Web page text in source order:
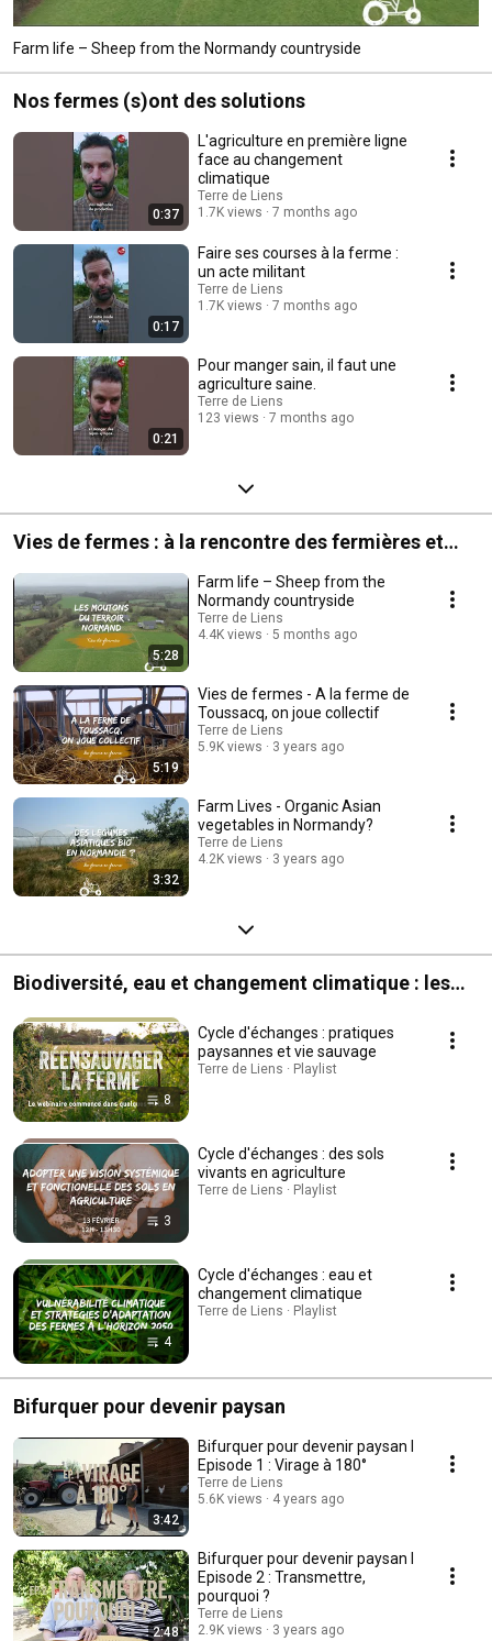
Farm life – Sheep from the Normandy countryside
Nos fermes (s)ont des solutions
0:37
L'agriculture en première ligne
face au changement
climatique
Terre de Liens
1.7K views
7 months ago
0:17
Faire ses courses à la ferme :
un acte militant
Terre de Liens
1.7K views
7 months ago
0:21
Pour manger sain, il faut une
agriculture saine.
Terre de Liens
123 views
7 months ago
Vies de fermes : à la rencontre des fermières et
fermiers Terre de Liens
5:28
Farm life – Sheep from the
Normandy countryside
Terre de Liens
4.4K views
5 months ago
5:19
Vies de fermes - A la ferme de
Toussacq, on joue collectif
Terre de Liens
5.9K views
3 years ago
3:32
Farm Lives - Organic Asian
vegetables in Normandy?
Terre de Liens
4.2K views
3 years ago
Biodiversité, eau et changement climatique : les
8
Cycle d'échanges : pratiques
paysannes et vie sauvage
Terre de Liens · Playlist
3
Cycle d'échanges : des sols
vivants en agriculture
Terre de Liens · Playlist
4
Cycle d'échanges : eau et
changement climatique
Terre de Liens · Playlist
Bifurquer pour devenir paysan
3:42
Bifurquer pour devenir paysan I
Episode 1 : Virage à 180°
Terre de Liens
5.6K views
4 years ago
2:48
Bifurquer pour devenir paysan I
Episode 2 : Transmettre,
pourquoi ?
Terre de Liens
2.9K views
3 years ago